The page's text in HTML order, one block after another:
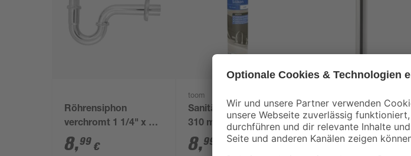
Röhrensiphon
verchromt 1 1/4" x 32
mm
8,99 €
toom
Sanitärsilikon weiß
310 ml
8,99
Tauchrohr verchromt
1 1/4" x 32 x 250 mm
5,49